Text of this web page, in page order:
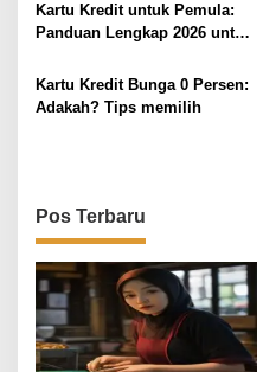
s
p
o
Kartu Kredit untuk Pemula:
Panduan Lengkap 2026 untuk
Kartu Kredit Bunga 0 Persen:
Adakah? Tips memilih
Pos Terbaru